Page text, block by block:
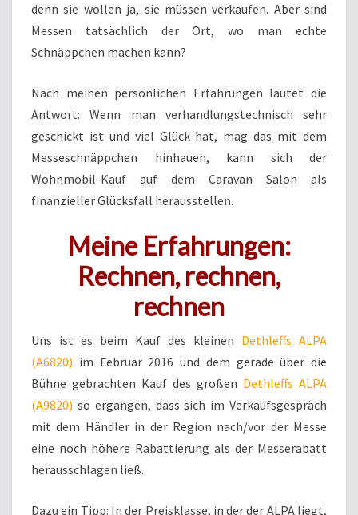
denn sie wollen ja, sie müssen verkaufen. Aber sind
Messen tatsächlich der Ort, wo man echte
Schnäppchen machen kann?
Nach meinen persönlichen Erfahrungen lautet die
Antwort: Wenn man verhandlungstechnisch sehr
geschickt ist und viel Glück hat, mag das mit dem
Messeschnäppchen hinhauen, kann sich der
Wohnmobil-Kauf auf dem Caravan Salon als
finanzieller Glücksfall herausstellen.
Meine Erfahrungen:
Rechnen, rechnen,
rechnen
Uns ist es beim Kauf des kleinen Dethleffs ALPA
(A6820) im Februar 2016 und dem gerade über die
Bühne gebrachten Kauf des großen Dethleffs ALPA
(A9820) so ergangen, dass sich im Verkaufsgespräch
mit dem Händler in der Region nach/vor der Messe
eine noch höhere Rabattierung als der Messerabatt
herausschlagen ließ.
Dazu ein Tipp: In der Preisklasse, in der der ALPA liegt,